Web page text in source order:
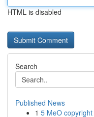
HTML is disabled
Search
Published News
1 5 MeO